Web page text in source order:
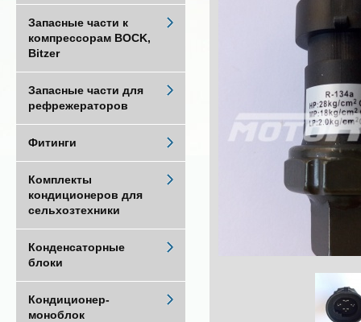
Запасные части к
компрессорам BOCK,
Bitzer
Запасные части для
рефрежераторов
Фитинги
Комплекты
кондиционеров для
сельхозтехники
Конденсаторные
блоки
Кондиционер-
моноблок